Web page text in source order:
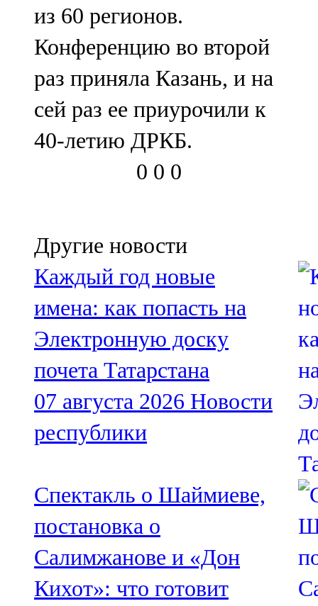
107,8 FM
Теләче
106,1 FM
Түбән Кама
102,6 FM
Чистай
103,0 FM
Чүпрәле
91,0 FM
Шәмәрдән
102,3 FM
Яңа чишмә
Яр Чаллы
105,5 FM
из 60 регионов.
Конференцию во второй
раз приняла Казань, и на
сей раз ее приурочили к
40-летию ДРКБ.
0 0 0
Другие новости
Каждый год новые
имена: как попасть на
Электронную доску
почета Татарстана
07 августа 2026 Новости
республики
Спектакль о Шаймиеве,
постановка о
Салимжанове и «Дон
Кихот»: что готовит